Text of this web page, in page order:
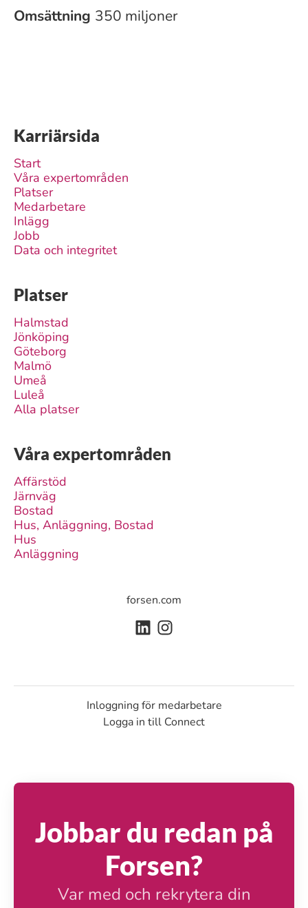
Omsättning 350 miljoner
Karriärsida
Start
Våra expertområden
Platser
Medarbetare
Inlägg
Jobb
Data och integritet
Platser
Halmstad
Jönköping
Göteborg
Malmö
Umeå
Luleå
Alla platser
Våra expertområden
Affärstöd
Järnväg
Bostad
Hus, Anläggning, Bostad
Hus
Anläggning
forsen.com
Inloggning för medarbetare
Logga in till Connect
Jobbar du redan på
Forsen?
Var med och rekrytera din